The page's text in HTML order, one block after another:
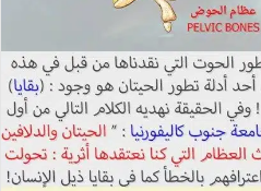
ت
و
ن
ي
ا